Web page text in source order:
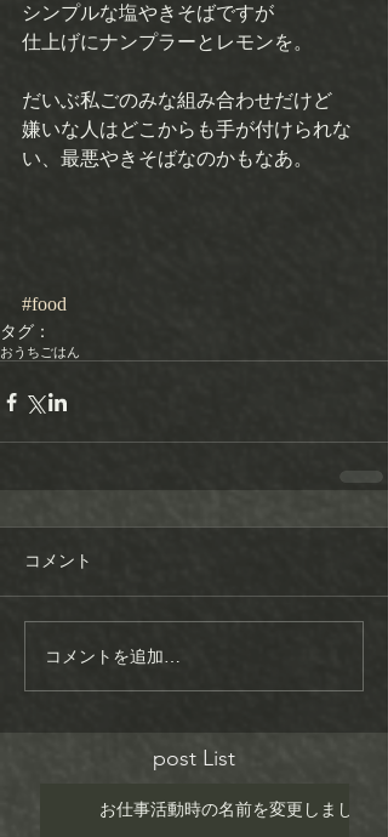
シンプルな塩やきそばですが
仕上げにナンプラーとレモンを。
だいぶ私ごのみな組み合わせだけど
嫌いな人はどこからも手が付けられな
い、最悪やきそばなのかもなあ。
#food
タグ：
おうちごはん
コメント
コメントを追加…
post List
お仕事活動時の名前を変更しました！